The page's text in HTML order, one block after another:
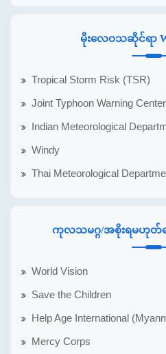
မိုးလေဝသဆိုင်ရာ
Tropical Storm Risk (TSR)
Joint Typhoon Warning
Indian Meteorological
Windy
Thai Meteorological
ကုလသမဂ္ဂ/အစိုးရမဟုတ်သ
World Vision
Save the Children
Help Age International
Mercy Corps